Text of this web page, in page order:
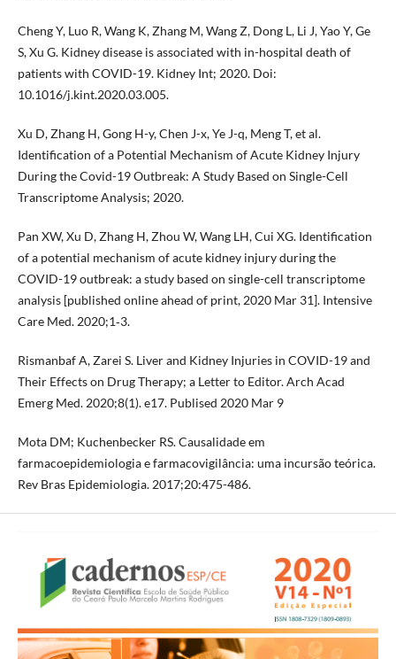
Cheng Y, Luo R, Wang K, Zhang M, Wang Z, Dong L, Li J, Yao Y, Ge
S, Xu G. Kidney disease is associated with in-hospital death of
patients with COVID-19. Kidney Int; 2020. Doi:
10.1016/j.kint.2020.03.005.
Xu D, Zhang H, Gong H-y, Chen J-x, Ye J-q, Meng T, et al.
Identification of a Potential Mechanism of Acute Kidney Injury
During the Covid-19 Outbreak: A Study Based on Single-Cell
Transcriptome Analysis; 2020.
Pan XW, Xu D, Zhang H, Zhou W, Wang LH, Cui XG. Identification
of a potential mechanism of acute kidney injury during the
COVID-19 outbreak: a study based on single-cell transcriptome
analysis [published online ahead of print, 2020 Mar 31]. Intensive
Care Med. 2020;1‐3.
Rismanbaf A, Zarei S. Liver and Kidney Injuries in COVID-19 and
Their Effects on Drug Therapy; a Letter to Editor. Arch Acad
Emerg Med. 2020;8(1). e17. Publised 2020 Mar 9
Mota DM; Kuchenbecker RS. Causalidade em
farmacoepidemiologia e farmacovigilância: uma incursão teórica.
Rev Bras Epidemiologia. 2017;20:475-486.